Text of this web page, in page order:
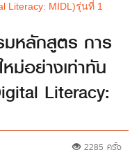
Literacy: MIDL)รุ่นที่ 1
หลักสูตร การ
ม่อย่างเท่าทัน
Literacy:
2285 ครั้ง